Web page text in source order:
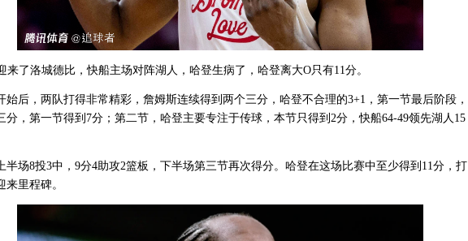
来了洛城德比，快船主场对阵湖人，哈登生病了，哈登离大O只有11分。
始后，两队打得非常精彩，詹姆斯连续得到两个三分，哈登不合理的3+1，第一节最后阶段，
分，第一节得到7分；第二节，哈登主要专注于传球，本节只得到2分，快船64-49领先湖人15
半场8投3中，9分4助攻2篮板，下半场第三节再次得分。哈登在这场比赛中至少得到11分，打
来里程碑。